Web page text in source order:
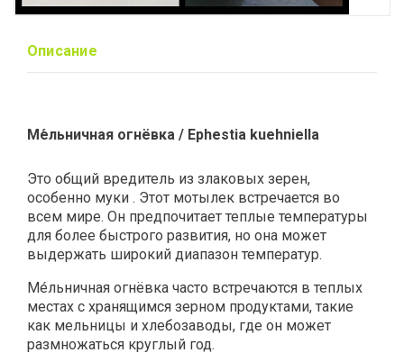
Описание
Ме́льничная огнёвка / Ephestia kuehniella
Это общий вредитель из злаковых зерен,
особенно муки . Этот мотылек встречается во
всем мире. Он предпочитает теплые температуры
для более быстрого развития, но она может
выдержать широкий диапазон температур.
Ме́льничная огнёвка часто встречаются в теплых
местах с хранящимся зерном продуктами, такие
как мельницы и хлебозаводы, где он может
размножаться круглый год.